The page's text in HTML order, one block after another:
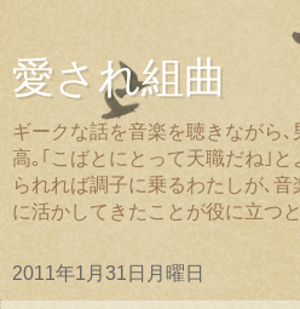
愛され組曲
ギークな話を音楽を聴きながら
高｡｢こばとにとって天職だね｣
られれば調子に乗るわたしが､
に活かしてきたことが役に立つ
2011年1月31日月曜日